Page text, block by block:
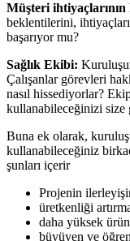
Müşteri ihtiyaçlarının
beklentilerini,
başarıyor mu?
Sağlık Ekibi:
Çalışanlar görevleri
nasıl hissediyorlar?
kullanabileceğinizi size
Buna ek olarak,
kullanabileceğiniz
şunları içerir
Projenin
üretkenliği
daha yüksek
büyüyen ve